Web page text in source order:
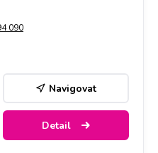
090
Navigovat
Detail